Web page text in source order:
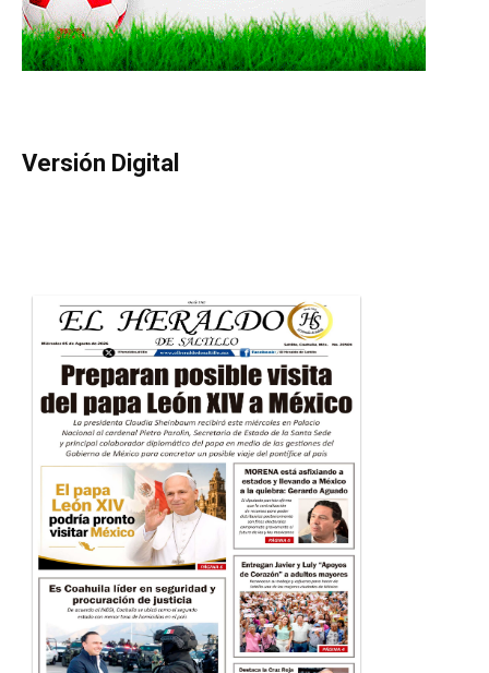
Versión Digital